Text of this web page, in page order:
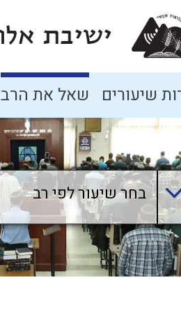
שיעורים שאל את הרב
בחר שיעור לפי רב